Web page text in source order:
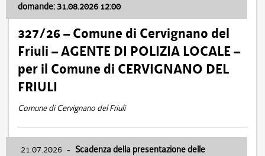
domande: 31.08.2026 12:00
327/26 – Comune di Cervignano del
Friuli – AGENTE DI POLIZIA LOCALE –
per il Comune di CERVIGNANO DEL
FRIULI
Comune di Cervignano del Friuli
21.07.2026 - Scadenza della presentazione delle